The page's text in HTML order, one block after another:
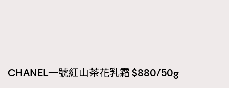
CHANEL一號紅山茶花乳霜 $880/50g